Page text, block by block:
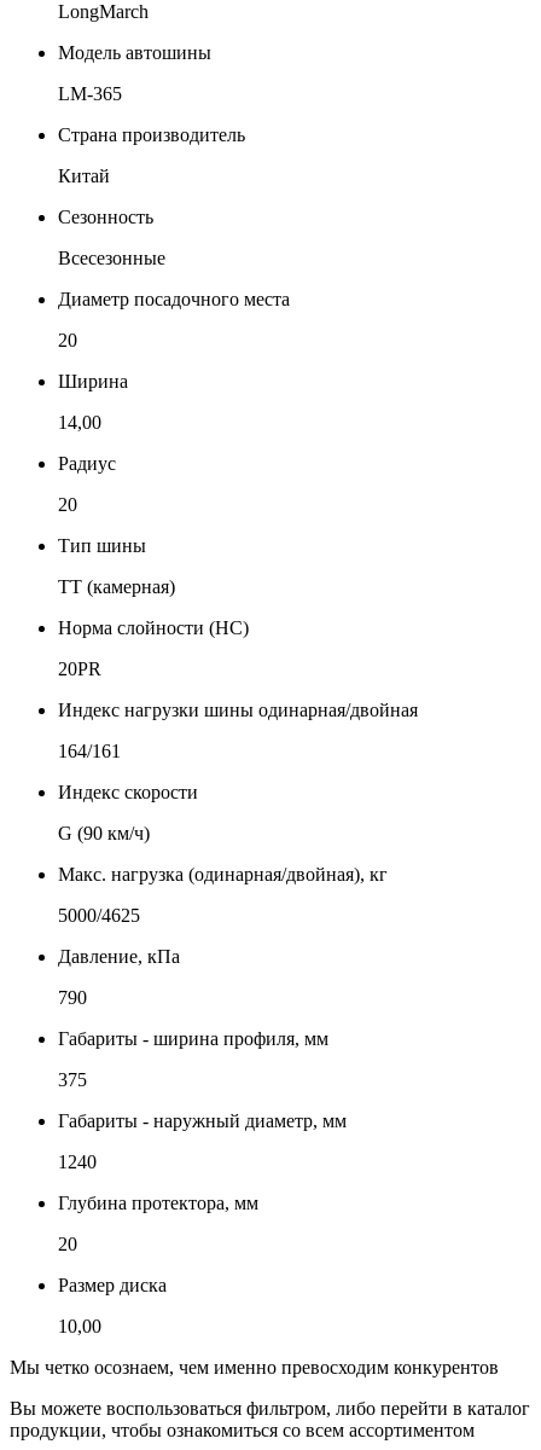
LongMarch
Модель автошины
LM-365
Страна производитель
Китай
Сезонность
Всесезонные
Диаметр посадочного места
20
Ширина
14,00
Радиус
20
Тип шины
TT (камерная)
Норма слойности (НС)
20PR
Индекс нагрузки шины одинарная/двойная
164/161
Индекс скорости
G (90 км/ч)
Макс. нагрузка (одинарная/двойная), кг
5000/4625
Давление, кПа
790
Габариты - ширина профиля, мм
375
Габариты - наружный диаметр, мм
1240
Глубина протектора, мм
20
Размер диска
10,00
Мы четко осознаем, чем именно превосходим конкурентов
Вы можете воспользоваться фильтром, либо перейти в каталог
продукции, чтобы ознакомиться со всем ассортиментом